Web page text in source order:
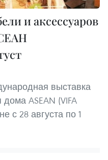
и аксессуаров
выставка
ASEAN (VIFA
с 28 августа по 1